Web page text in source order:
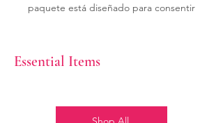
paquete está diseñado para consentir
croissant acompañado de un mix
Essential Items